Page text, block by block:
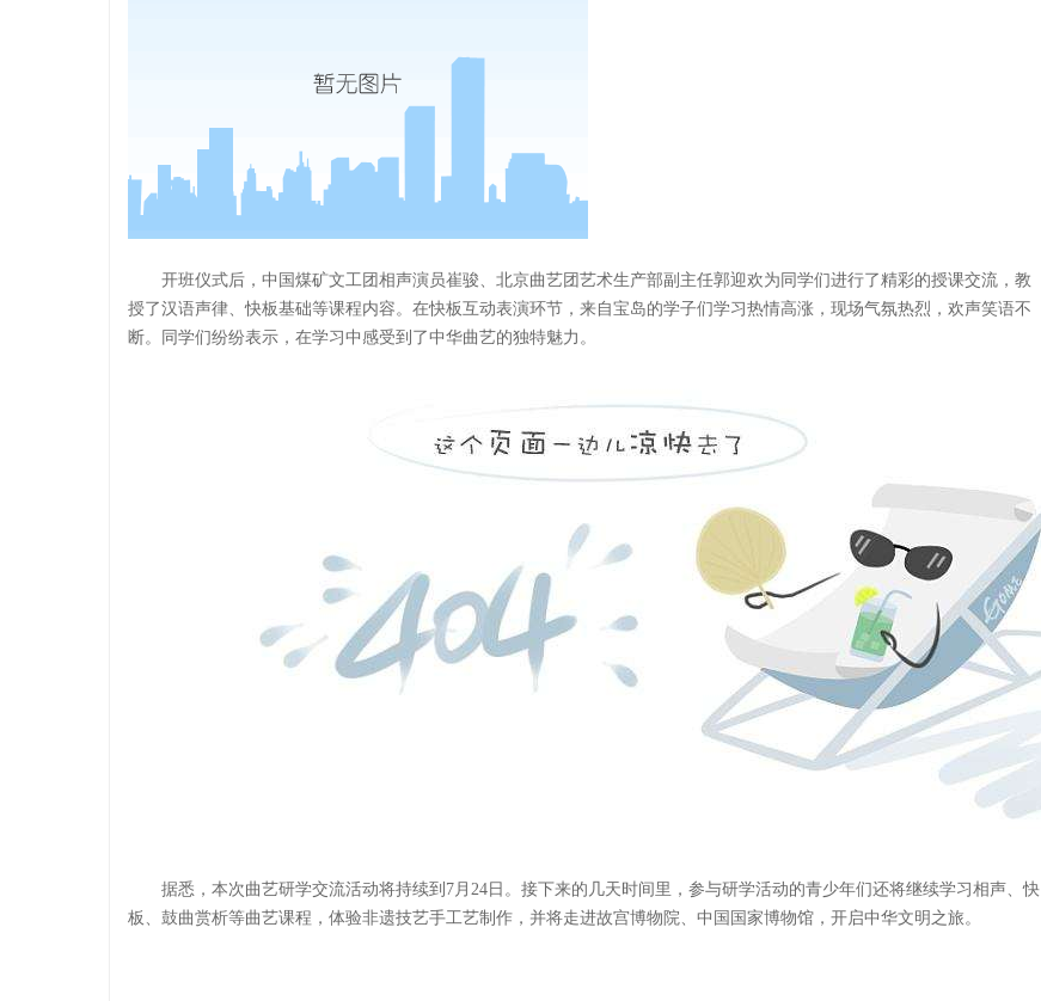
开班仪式后，中国煤矿文工团相声演员崔骏、北京曲艺团艺术生产部副主任郭迎欢为同学们进行了精彩的授课交流，教
授了汉语声律、快板基础等课程内容。在快板互动表演环节，来自宝岛的学子们学习热情高涨，现场气氛热烈，欢声笑语不
断。同学们纷纷表示，在学习中感受到了中华曲艺的独特魅力。
据悉，本次曲艺研学交流活动将持续到7月24日。接下来的几天时间里，参与研学活动的青少年们还将继续学习相声、快
板、鼓曲赏析等曲艺课程，体验非遗技艺手工艺制作，并将走进故宫博物院、中国国家博物馆，开启中华文明之旅。